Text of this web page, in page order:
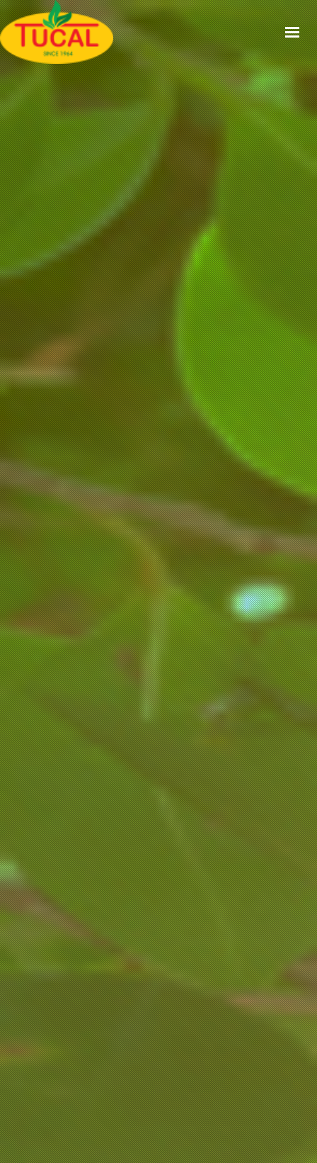
ACCUEIL
À PROPOS
GAMMES
CERTIFICATIONS
RECETTES
ACTUALITÉS
CONTACT
EN